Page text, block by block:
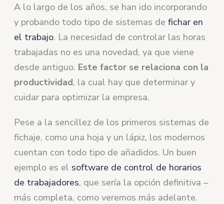
A lo largo de los años, se han ido incorporando
y probando todo tipo de sistemas defichar en
el trabajo. La necesidad de controlar las horas
trabajadas no es una novedad, ya que viene
desde antiguo. Este factor se relaciona con la
productividad, la cual hay que determinar y
cuidar para optimizar la empresa.
Pese a la sencillez de los primeros sistemas de
fichaje, como una hoja y un lápiz, los modernos
cuentan con todo tipo de añadidos. Un buen
ejemplo es el software de control de horarios
de trabajadores, que sería la opción definitiva –
más completa, como veremos más adelante.